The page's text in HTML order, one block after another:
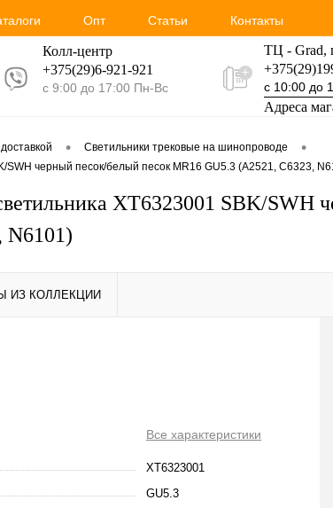
Опт Статьи Контакты
Колл-центр
+375(29)6-921-921
с 9:00 до 17:00 Пн-Вс
ТЦ - Grad,
с 10:00 до
Адреса
с 9:00 до
• Светильники трековые на шинопроводе •
SWH черный песок/белый песок MR16 GU5.3 (A2521, C6323,
XT6323001 SBK/SWH
N6101)
ИЗ КОЛЛЕКЦИИ
Все характеристики
XT6323001
GU5.3